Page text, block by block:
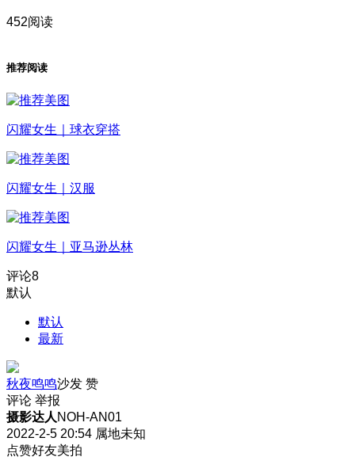
452阅读
推荐阅读
闪耀女生｜球衣穿搭
闪耀女生｜汉服
闪耀女生｜亚马逊丛林
评论8
默认
默认
最新
秋夜鸣鸣沙发 赞
评论 举报
摄影达人 NOH-AN01
2022-2-5 20:54 属地未知
点赞好友美拍